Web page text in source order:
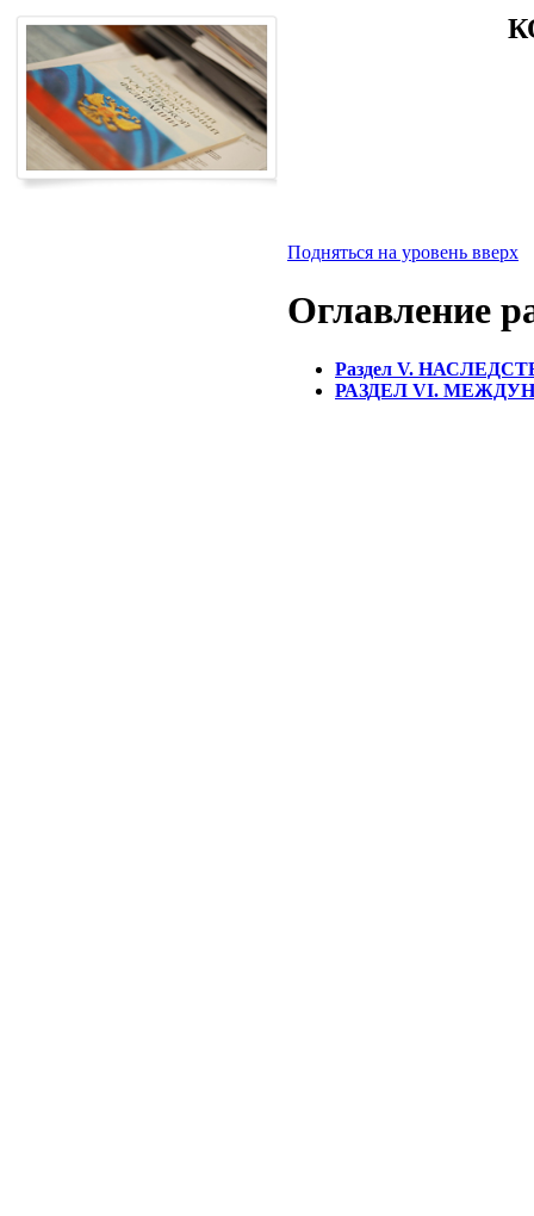
Подняться на уровень вверх
Оглавление
Раздел V.
РАЗДЕЛ VI.